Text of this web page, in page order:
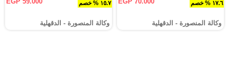
١٧.٦ % خصم
وكالة المنصورة - الدقهلية‎
١٥.٧ % خصم
وكالة المنصورة - الدقهلية‎